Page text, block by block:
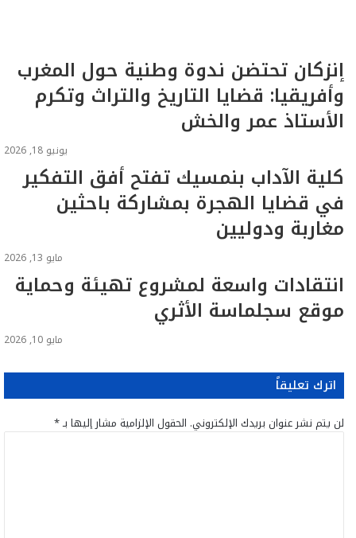
إنزكان تحتضن ندوة وطنية حول المغرب
وأفريقيا: قضايا التاريخ والتراث وتكرم
الأستاذ عمر والخش
يونيو 18, 2026
كلية الآداب بنمسيك تفتح أفق التفكير
في قضايا الهجرة بمشاركة باحثين
مغاربة ودوليين
مايو 13, 2026
انتقادات واسعة لمشروع تهيئة وحماية
موقع سجلماسة الأثري
مايو 10, 2026
اترك تعليقاً
لن يتم نشر عنوان بريدك الإلكتروني. الحقول الإلزامية مشار إليها بـ*